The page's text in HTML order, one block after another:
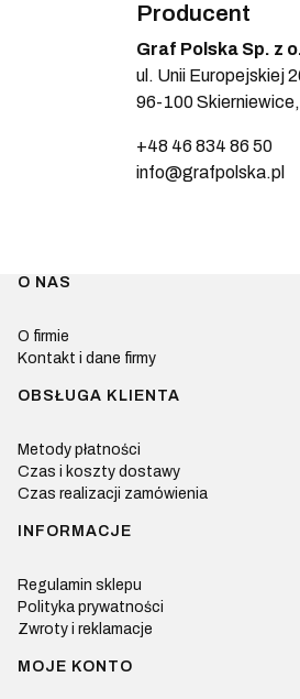
Producent
Graf Polska Sp. z
ul. Unii Europejskiej
96-100
+48 46 834 86 50
info@grafpolska.pl
Linki w stopce
O NAS
O firmie
Kontakt i dane firmy
OBSŁUGA KLIENTA
Metody płatności
Czas i koszty dostawy
Czas realizacji zamówienia
INFORMACJE
Regulamin sklepu
Polityka prywatności
Zwroty i reklamacje
MOJE KONTO